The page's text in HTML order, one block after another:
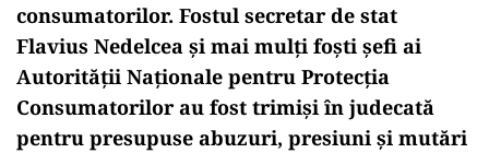
consumatorilor. Fostul secretar de stat
Flavius Nedelcea și mai mulți foști șefi ai
Autorității Naționale pentru Protecția
Consumatorilor au fost trimiși în judecată
pentru presupuse abuzuri, presiuni și mutări